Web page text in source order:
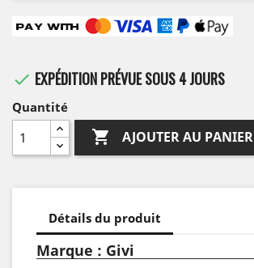
 EXPÉDITION PRÉVUE SOUS 4 JOURS
Quantité
 AJOUTER AU PANIER
Détails du produit
Marque : Givi